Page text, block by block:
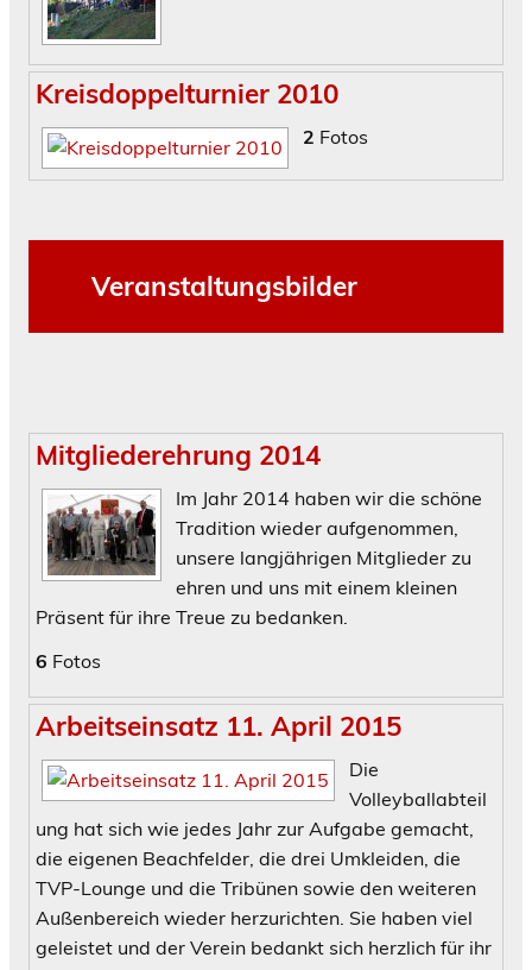
Kreisdoppelturnier 2010
2 Fotos
Veranstaltungsbilder
Mitgliederehrung 2014
Im Jahr 2014 haben wir die schöne
Tradition wieder aufgenommen,
unsere langjährigen Mitglieder zu
ehren und uns mit einem kleinen
Präsent für ihre Treue zu bedanken.
6 Fotos
Arbeitseinsatz 11. April 2015
Die
Volleyballabteil
ung hat sich wie jedes Jahr zur Aufgabe gemacht,
die eigenen Beachfelder, die drei Umkleiden, die
TVP-Lounge und die Tribünen sowie den weiteren
Außenbereich wieder herzurichten. Sie haben viel
geleistet und der Verein bedankt sich herzlich für ihr